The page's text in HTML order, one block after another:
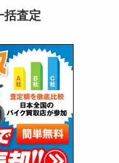
(249)
(16)
(255)
(204)
(23)
(33)
(34)
(35)
(118)
(27)
(13)
括査定